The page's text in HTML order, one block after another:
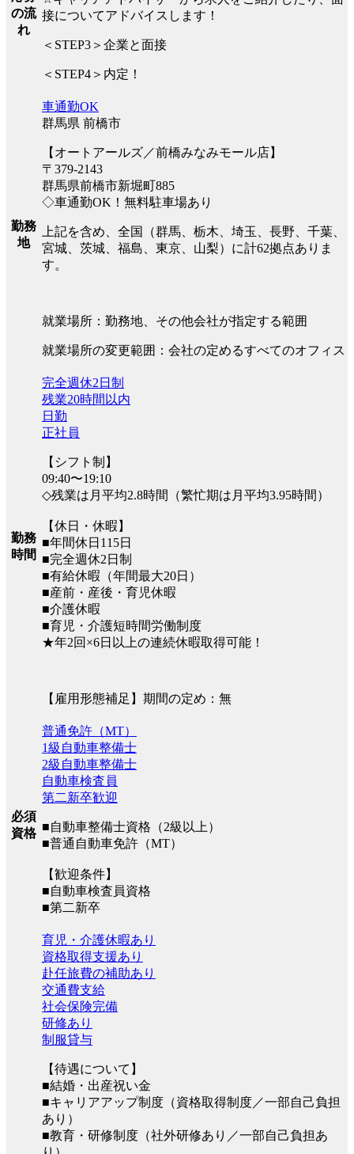
の流
れ
接についてアドバイスします！
＜STEP3＞企業と面接
＜STEP4＞内定！
勤務
地
車通勤OK
群馬県 前橋市
【オートアールズ／前橋みなみモール店】
〒379-2143
群馬県前橋市新堀町885
◇車通勤OK！無料駐車場あり
上記を含め、全国（群馬、栃木、埼玉、長野、千葉、
宮城、茨城、福島、東京、山梨）に計62拠点ありま
す。
就業場所：勤務地、その他会社が指定する範囲
就業場所の変更範囲：会社の定めるすべてのオフィス
勤務
時間
完全週休2日制
残業20時間以内
日勤
正社員
【シフト制】
09:40〜19:10
◇残業は月平均2.8時間（繁忙期は月平均3.95時間）
【休日・休暇】
■年間休日115日
■完全週休2日制
■有給休暇（年間最大20日）
■産前・産後・育児休暇
■介護休暇
■育児・介護短時間労働制度
★年2回×6日以上の連続休暇取得可能！
【雇用形態補足】期間の定め：無
必須
資格
普通免許（MT）
1級自動車整備士
2級自動車整備士
自動車検査員
第二新卒歓迎
■自動車整備士資格（2級以上）
■普通自動車免許（MT）
【歓迎条件】
■自動車検査員資格
■第二新卒
育児・介護休暇あり
資格取得支援あり
赴任旅費の補助あり
交通費支給
社会保険完備
研修あり
制服貸与
【待遇について】
■結婚・出産祝い金
■キャリアアップ制度（資格取得制度／一部自己負担
あり）
■教育・研修制度（社外研修あり／一部自己負担あ